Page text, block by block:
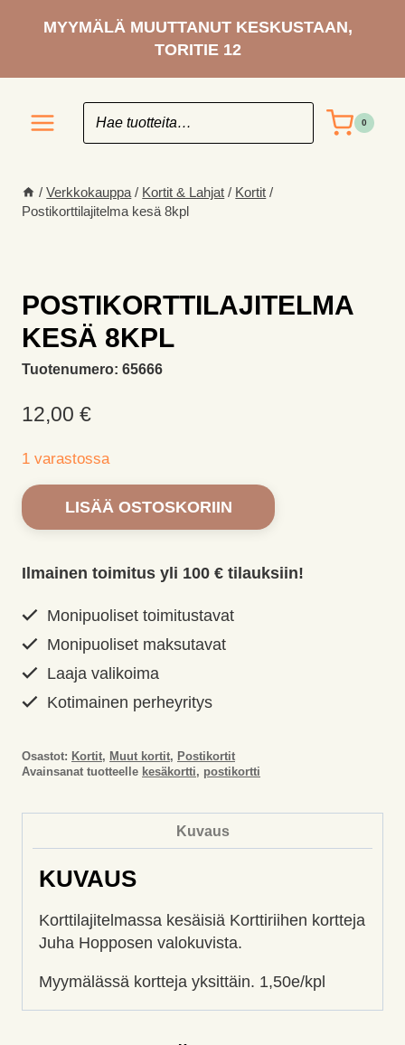
sisältöönMYYMÄLÄ MUUTTANUT KESKUSTAAN,
TORITIE 12
0
/ Verkkokauppa / Kortit & Lahjat / Kortit /
Postikorttilajitelma kesä 8kpl
POSTIKORTTILAJITELMA
KESÄ 8KPL
Tuotenumero: 65666
12,00 €
1 varastossa
Postikorttilajitelma
kesä
LISÄÄ OSTOSKORIIN
Ilmainen toimitus yli 100 € tilauksiin!
Monipuoliset toimitustavat
Monipuoliset maksutavat
Laaja valikoima
Kotimainen perheyritys
Osastot: Kortit, Muut kortit, Postikortit
Avainsanat tuotteelle kesäkortti, postikortti
Kuvaus
KUVAUS
Korttilajitelmassa kesäisiä Korttiriihen kortteja
Juha Hopposen valokuvista.
Myymälässä kortteja yksittäin. 1,50e/kpl